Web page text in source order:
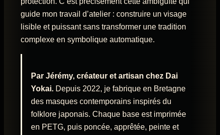
guide mon travail d’atelier : construire un visage
lisible et puissant sans transformer une tradition
complexe en symbolique automatique.
Par Jérémy, créateur et artisan chez Dai
Yokai. Depuis 2022, je fabrique en Bretagne
des masques contemporains inspirés du
folklore japonais. Chaque base est imprimée
en PETG, puis poncée, apprêtée, peinte et